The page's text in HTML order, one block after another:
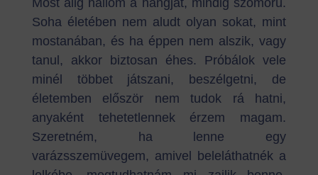
Most alig hallom a hangját, mindig szomorú.
Soha életében nem aludt olyan sokat, mint
mostanában, és ha éppen nem alszik, vagy
tanul, akkor biztosan éhes. Próbálok vele
minél többet játszani, beszélgetni, de
életemben először nem tudok rá hatni,
anyaként tehetetlennek érzem magam.
Szeretném, ha lenne egy
varázsszemüvegem, amivel beleláthatnék a